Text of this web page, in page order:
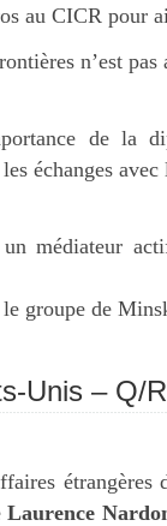
au CICR pour
n’est
de la
échanges
médiateur
le groupe de
Unis – Q/
étrangères
Laurence